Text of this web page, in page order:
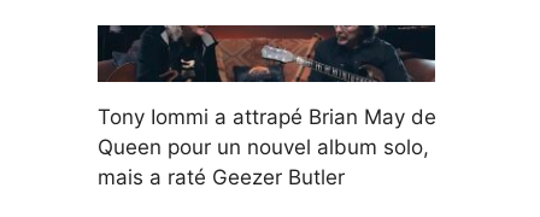
Tony Iommi a attrapé Brian May de
Queen pour un nouvel album solo,
mais a raté Geezer Butler